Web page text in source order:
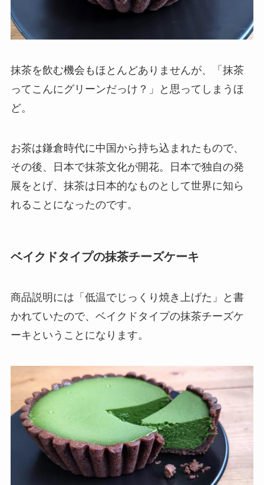
抹茶を飲む機会もほとんどありませんが、「抹茶
ってこんにグリーンだっけ？」と思ってしまうほ
ど。
お茶は鎌倉時代に中国から持ち込まれたもので、
その後、日本で抹茶文化が開花。日本で独自の発
展をとげ、抹茶は日本的なものとして世界に知ら
れることになったのです。
ベイクドタイプの抹茶チーズケーキ
商品説明には「低温でじっくり焼き上げた」と書
かれていたので、 ベイクドタイプの抹茶チーズケ
ーキということになります。